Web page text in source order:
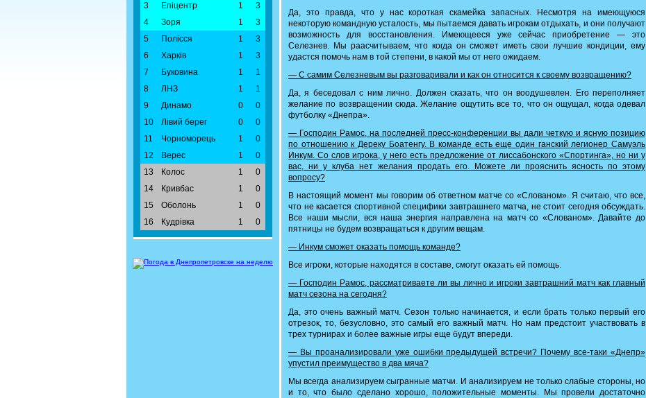
3
Епіцентр 1
3
4
Зоря 1
3
5
Полісся 1
3
6
Харків 1
3
7
Буковина 1
1
8
ЛНЗ 1
1
9
Динамо 0
0
10
Лівий берег 0
0
11
Чорноморець 1
0
12
Верес 1
0
13
Колос 1
0
14
Кривбас 1
0
15
Оболонь 1
0
16
Кудрівка 1 0
Да, это правда, что у нас короткая скамейка запасных. Несмотря на имеющуюся
некоторую командную усталость, мы пытаемся давать игрокам отдыхать, и они получают
возможность для восстановления. Имеющееся уже сейчас приобретение — это
Селезнев. Мы раасчитываем, что когда он сможет иметь свои лучшие кондиции, ему
удастся помочь нам в той степени, в какой мы от него ожидаем.
— С самим Селезневым вы разговаривали и как он относится к своему возвращению?
Да, я беседовал с ним лично. Должен сказать, что он воодушевлен. Его переполняет
желание по возвращении сюда. Желание ощутить все то, что он ощущал, когда одевал
футболку «Днепра».
— Господин Рамос, на последней пресс-конференции вы дали четкую и ясную позицию
по отношению к Дереку Боатенгу. В команде есть еще один ганский легионер Самуэль
Инкум. Со слов игрока, у него есть предложение от лиссабонского «Спортинга», но ни у
вас, ни у клуба нет желания продать его. Можете ли прояснить ясность по этому
вопросу?
В настоящий момент мы говорим об ответном матче со «Слованом». Я считаю, что все,
что не касается спортивной специфики завтрашнего матча, не стоит сегодня обсуждать.
Все наши мысли, вся наша энергия направлена на матч со «Слованом». Давайте до
пятницы не будем возвращаться к другим вещам.
— Инкум сможет оказать помощь команде?
Все игроки, которые находятся в составе, смогут оказать ей помощь.
— Господин Рамос, рассматриваете ли вы лично и игроки завтрашний матч как главный
матч сезона на сегодня?
Да, это очень важный матч. Сезон только начинается, и если брать только первый его
отрезок, то, безусловно, это самый его важный матч. Но нам предстоит участвовать в
трех турнирах и более важные игры еще будут впереди.
— Вы проанализировали уже ошибки предыдущей встречи? Почему все-таки «Днепр»
упустил преимущество в два мяча?
Мы всегда анализируем сыгранные матчи. И анализируем не только слабые стороны, но
и то, что было сделано хорошо, положительные моменты. Мы провели достаточно